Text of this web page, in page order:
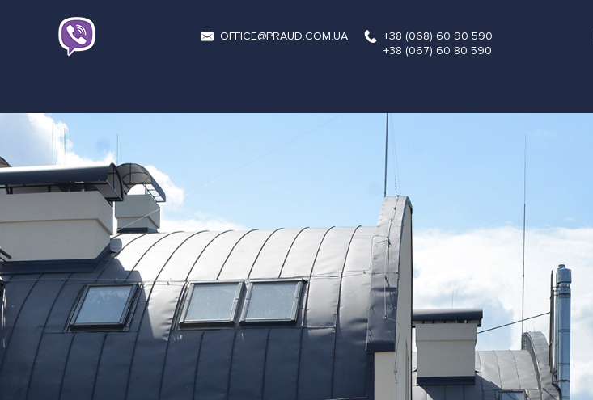
OFFICE@PRAUD.COM.UA
+38 (068) 60 90 590
+38 (067) 60 80 590